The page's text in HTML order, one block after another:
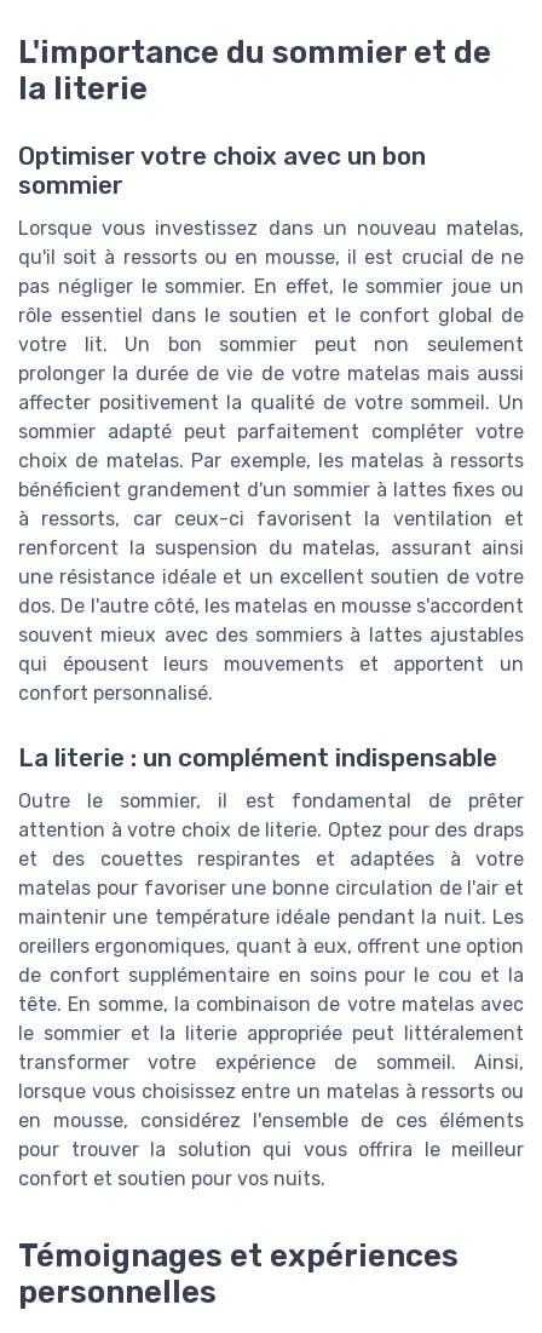
L'importance du sommier et de
la literie
Optimiser votre choix avec un bon
sommier
Lorsque vous investissez dans un nouveau matelas,
qu'il soit à ressorts ou en mousse, il est crucial de ne
pas négliger le sommier. En effet, le sommier joue un
rôle essentiel dans le soutien et le confort global de
votre lit. Un bon sommier peut non seulement
prolonger la durée de vie de votre matelas mais aussi
affecter positivement la qualité de votre sommeil. Un
sommier adapté peut parfaitement compléter votre
choix de matelas. Par exemple, les matelas à ressorts
bénéficient grandement d'un sommier à lattes fixes ou
à ressorts, car ceux-ci favorisent la ventilation et
renforcent la suspension du matelas, assurant ainsi
une résistance idéale et un excellent soutien de votre
dos. De l'autre côté, les matelas en mousse s'accordent
souvent mieux avec des sommiers à lattes ajustables
qui épousent leurs mouvements et apportent un
confort personnalisé.
La literie : un complément indispensable
Outre le sommier, il est fondamental de prêter
attention à votre choix de literie. Optez pour des draps
et des couettes respirantes et adaptées à votre
matelas pour favoriser une bonne circulation de l'air et
maintenir une température idéale pendant la nuit. Les
oreillers ergonomiques, quant à eux, offrent une option
de confort supplémentaire en soins pour le cou et la
tête. En somme, la combinaison de votre matelas avec
le sommier et la literie appropriée peut littéralement
transformer votre expérience de sommeil. Ainsi,
lorsque vous choisissez entre un matelas à ressorts ou
en mousse, considérez l'ensemble de ces éléments
pour trouver la solution qui vous offrira le meilleur
confort et soutien pour vos nuits.
Témoignages et expériences
personnelles